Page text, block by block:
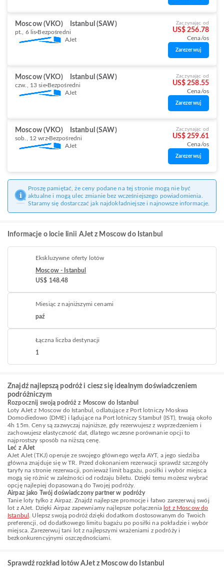
Moscow (VKO) Istanbul (SAW)
pt., 6 lis Bezpośredni
AJet
Zaczynając od
US$ 256.78
Cena/os
Zarezerwuj
Moscow (VKO) Istanbul (SAW)
czw., 13 sie Bezpośredni
AJet
Zaczynając od
US$ 258.55
Cena/os
Zarezerwuj
Moscow (VKO) Istanbul (SAW)
sob., 12 wrz Bezpośredni
AJet
Zaczynając od
US$ 259.61
Cena/os
Zarezerwuj
Proszę pamiętać, że ceny podane na tej stronie mogą nie być
aktualne i mogą ulec zmianie bez wcześniejszego powiadomienia.
Staramy się dostarczać jak najdokładniejsze i najnowsze informacje.
Informacje o locie linii AJet z Moscow do Istanbul
Ekskluzywne oferty lotów
Moscow - Istanbul
US$ 148.48
Miesiąc z najniższymi cenami
paź
Łączna liczba destynacji
1
Znajdź najlepszą podróż i ciesz się idealnym doświadczeniem
podróżniczym
Rozpocznij swoją podróż z Moscow do Istanbul
Loty AJet z Moscow do Istanbul, odlatujące z Port lotniczy Moskwa
Domodiedowo (DME) i lądujące na Port lotniczy Stambuł (IST), trwają około
4h 15m. Ceny są zazwyczaj najniższe, gdy rezerwujesz z wyprzedzeniem i
zachowujesz elastyczność dat, dlatego wczesne porównanie opcji to
najprostszy sposób na niższą cenę.
Leć z AJet
AJet AJet (TKJ) operuje ze swojego głównego węzła AYT, a jego siedziba
główna znajduje się w TR. Przed dokonaniem rezerwacji sprawdź szczegóły
taryfy na stronie rezerwacji, ponieważ limit bagażu, posiłki i wybór miejsca
mogą się różnić w zależności od rodzaju biletu. Dzięki temu możesz wybrać
opcję najlepiej dopasowaną do Twojej podróży.
Airpaz jako Twój doświadczony partner w podróży
Tanie loty tylko z Airpaz. Znajdź najlepsze promocje i łatwo zarezerwuj swój
lot z AJet. Dzięki Airpaz zapewniamy najlepsze połączenia lot z Moscow do
Istanbul
. Ulepsz swoją podróż dzięki dodatkom dostosowanym do Twoich
preferencji, od dodatkowego limitu bagażu po posiłki na pokładzie i wybór
miejsca. Zarezerwuj tani lot z najlepszymi wrażeniami z podróży i
bezkonkurencyjnymi oszczędnościami.
Sprawdź rozkład lotów AJet z Moscow do Istanbul